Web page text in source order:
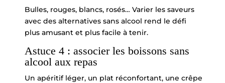
Bulles, rouges, blancs, rosés… Varier les saveurs
avec des alternatives sans alcool rend le défi
plus amusant et plus facile à tenir.
Astuce 4 : associer les boissons sans
alcool aux repas
Un apéritif léger, un plat réconfortant, une crêpe